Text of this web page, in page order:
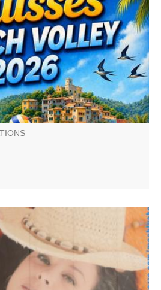
de boules, défilé aux
bal le samedi, tournoi de Beach-
bal masqué "Anges et Démon"
Blue Key au Gite L'Arc en Ciel.